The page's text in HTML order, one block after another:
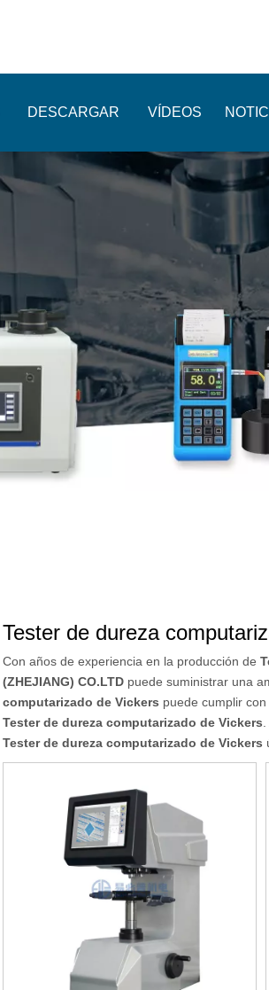
DESCARGAR VÍDEOS
Tester de dureza
Con años de experiencia en la producción de
(ZHEJIANG) CO.LTD puede suministrar una
computarizado de Vickers puede cumplir
Tester de dureza computarizado de Vickers
Tester de dureza computarizado de Vickers